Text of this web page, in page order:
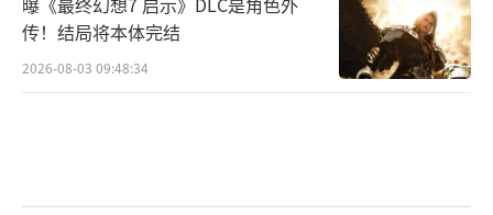
传！结局将本体完结
2026-08-03 09:48:34